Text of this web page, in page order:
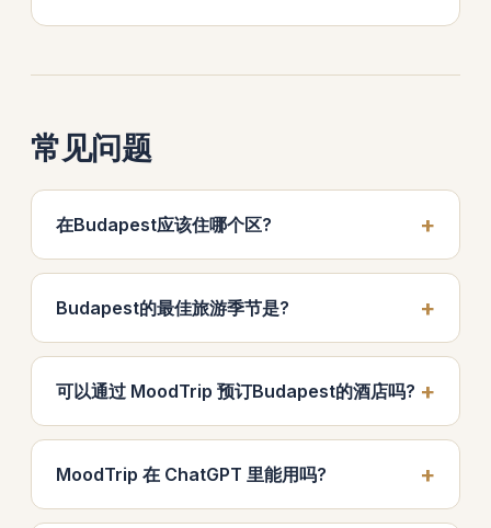
常见问题
在Budapest应该住哪个区?
Budapest的最佳旅游季节是?
可以通过 MoodTrip 预订Budapest的酒店吗?
MoodTrip 在 ChatGPT 里能用吗?